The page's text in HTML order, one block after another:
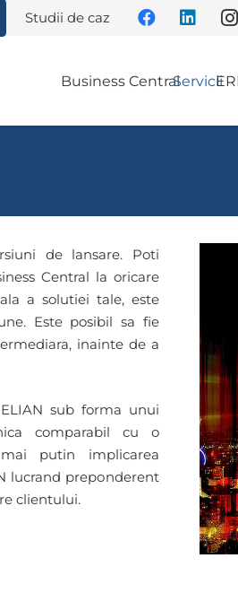
Studii de caz
Business CentralServicii
de lansare. Poti
Central la oricare
a solutiei tale, este
Este posibil sa fie
inainte de a
sub forma unui
comparabil cu o
putin implicarea
lucrand preponderent
clientului.